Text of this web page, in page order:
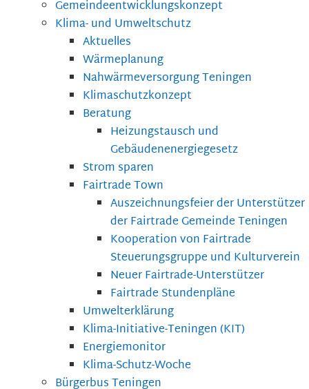
Gemeindeentwicklungskonzept
Klima- und Umweltschutz
Aktuelles
Wärmeplanung
Nahwärmeversorgung Teningen
Klimaschutzkonzept
Beratung
Heizungstausch und
Gebäudenenergiegesetz
Strom sparen
Fairtrade Town
Auszeichnungsfeier der Unterstützer
der Fairtrade Gemeinde Teningen
Kooperation von Fairtrade
Steuerungsgruppe und Kulturverein
Neuer Fairtrade-Unterstützer
Fairtrade Stundenpläne
Umwelterklärung
Klima-Initiative-Teningen (KIT)
Energiemonitor
Klima-Schutz-Woche
Bürgerbus Teningen